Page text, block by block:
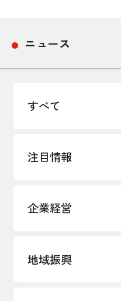
ニュース
すべて
注目情報
企業経営
創業
地域振興